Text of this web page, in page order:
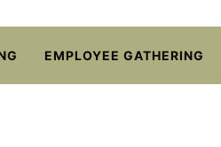
EMPLOYEE GATHERING